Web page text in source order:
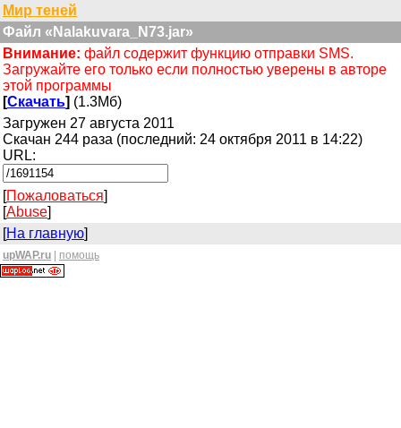
Мир теней
Файл «Nalakuvara_N73.jar»
Внимание: файл содержит функцию отправки SMS.
Загружайте его только если полностью уверены в авторе
этой программы
[Скачать] (1.3Мб)
Загружен 27 августа 2011
Скачан 244 раза (последний: 24 октября 2011 в 14:22)
URL:
[Пожаловаться]
[Abuse]
[На главную]
upWAP.ru помощь